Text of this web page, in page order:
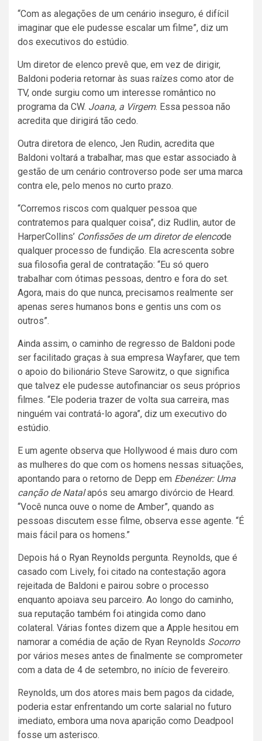
“Com as alegações de um cenário inseguro, é difícil
imaginar que ele pudesse escalar um filme”, diz um
dos executivos do estúdio.
Um diretor de elenco prevê que, em vez de dirigir,
Baldoni poderia retornar às suas raízes como ator de
TV, onde surgiu como um interesse romântico no
programa da CW. Joana, a Virgem. Essa pessoa não
acredita que dirigirá tão cedo.
Outra diretora de elenco, Jen Rudin, acredita que
Baldoni voltará a trabalhar, mas que estar associado à
gestão de um cenário controverso pode ser uma marca
contra ele, pelo menos no curto prazo.
“Corremos riscos com qualquer pessoa que
contratemos para qualquer coisa”, diz Rudlin, autor de
HarperCollins’ Confissões de um diretor de elencode
qualquer processo de fundição. Ela acrescenta sobre
sua filosofia geral de contratação: “Eu só quero
trabalhar com ótimas pessoas, dentro e fora do set.
Agora, mais do que nunca, precisamos realmente ser
apenas seres humanos bons e gentis uns com os
outros”.
Ainda assim, o caminho de regresso de Baldoni pode
ser facilitado graças à sua empresa Wayfarer, que tem
o apoio do bilionário Steve Sarowitz, o que significa
que talvez ele pudesse autofinanciar os seus próprios
filmes. “Ele poderia trazer de volta sua carreira, mas
ninguém vai contratá-lo agora”, diz um executivo do
estúdio.
E um agente observa que Hollywood é mais duro com
as mulheres do que com os homens nessas situações,
apontando para o retorno de Depp em Ebenézer: Uma
canção de Natalapós seu amargo divórcio de Heard.
“Você nunca ouve o nome de Amber”, quando as
pessoas discutem esse filme, observa esse agente. “É
mais fácil para os homens.”
Depois há o Ryan Reynolds pergunta. Reynolds, que é
casado com Lively, foi citado na contestação agora
rejeitada de Baldoni e pairou sobre o processo
enquanto apoiava seu parceiro. Ao longo do caminho,
sua reputação também foi atingida como dano
colateral. Várias fontes dizem que a Apple hesitou em
namorar a comédia de ação de Ryan Reynolds Socorro
por vários meses antes de finalmente se comprometer
com a data de 4 de setembro, no início de fevereiro.
Reynolds, um dos atores mais bem pagos da cidade,
poderia estar enfrentando um corte salarial no futuro
imediato, embora uma nova aparição como Deadpool
fosse um asterisco.